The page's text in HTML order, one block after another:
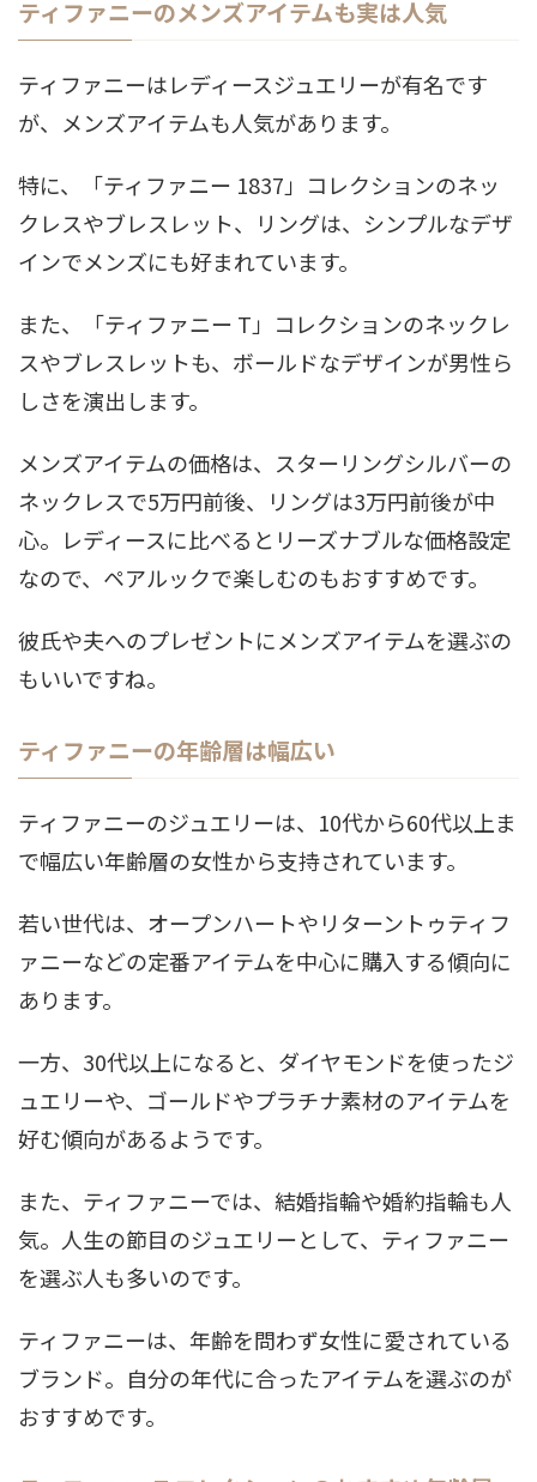
ティファニーのメンズアイテムも実は人気
ティファニーはレディースジュエリーが有名です
が、メンズアイテムも人気があります。
特に、「ティファニー 1837」コレクションのネッ
クレスやブレスレット、リングは、シンプルなデザ
インでメンズにも好まれています。
また、「ティファニー T」コレクションのネックレ
スやブレスレットも、ボールドなデザインが男性ら
しさを演出します。
メンズアイテムの価格は、スターリングシルバーの
ネックレスで5万円前後、リングは3万円前後が中
心。レディースに比べるとリーズナブルな価格設定
なので、ペアルックで楽しむのもおすすめです。
彼氏や夫へのプレゼントにメンズアイテムを選ぶの
もいいですね。
ティファニーの年齢層は幅広い
ティファニーのジュエリーは、10代から60代以上ま
で幅広い年齢層の女性から支持されています。
若い世代は、オープンハートやリターントゥティフ
ァニーなどの定番アイテムを中心に購入する傾向に
あります。
一方、30代以上になると、ダイヤモンドを使ったジ
ュエリーや、ゴールドやプラチナ素材のアイテムを
好む傾向があるようです。
また、ティファニーでは、結婚指輪や婚約指輪も人
気。人生の節目のジュエリーとして、ティファニー
を選ぶ人も多いのです。
ティファニーは、年齢を問わず女性に愛されている
ブランド。自分の年代に合ったアイテムを選ぶのが
おすすめです。